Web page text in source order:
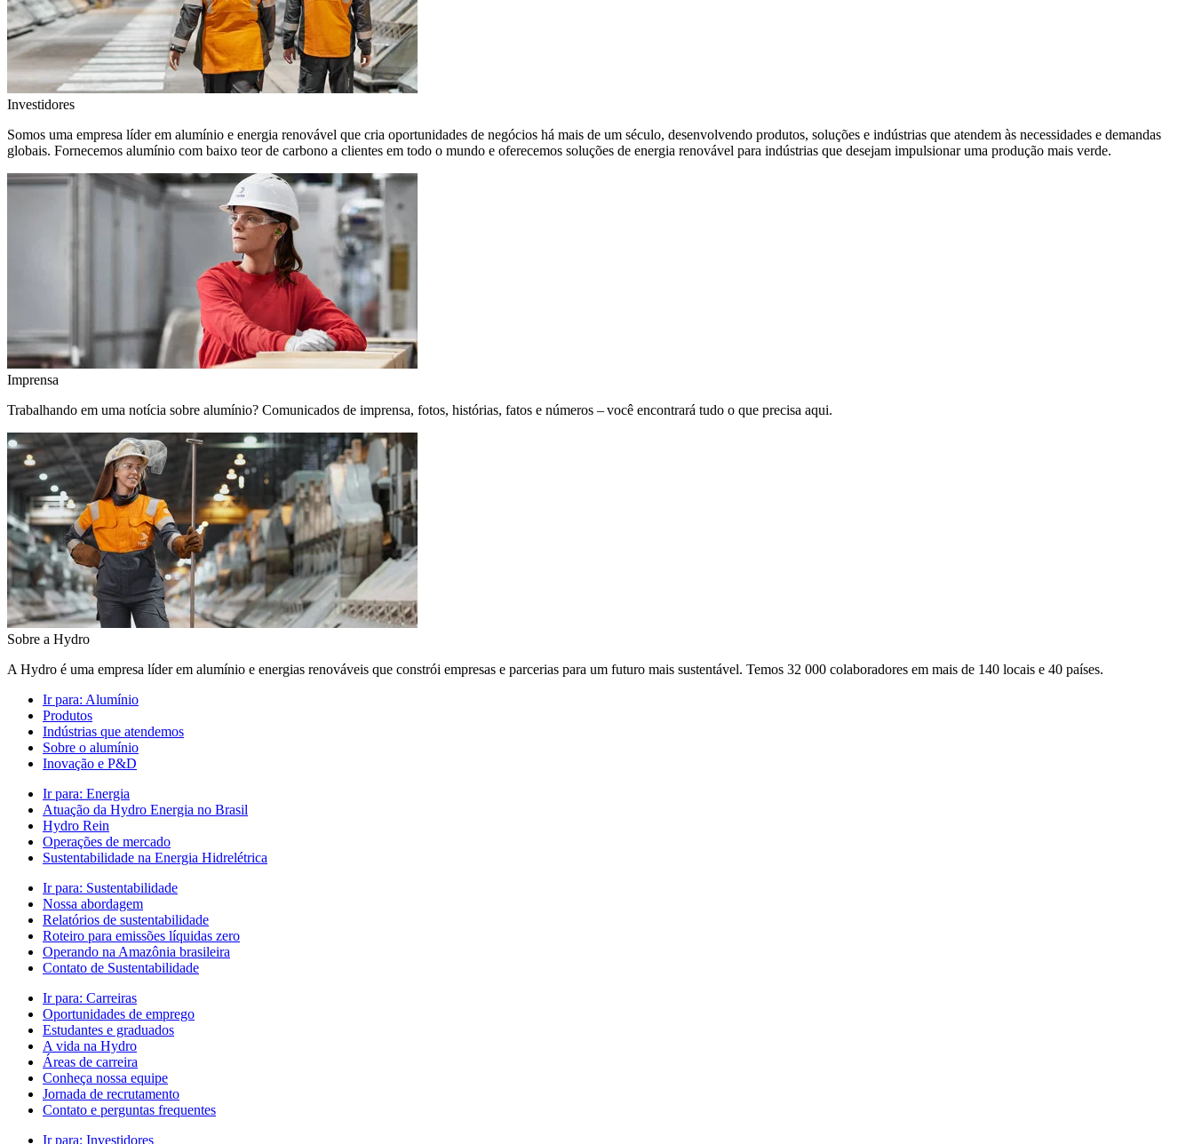
Investidores
Somos uma empresa líder em alumínio e energia renovável que cria oportunidades de negócios há mais de um século, desenvolvendo produtos, soluções e indústrias que atendem às necessidades e demandas
globais. Fornecemos alumínio com baixo teor de carbono a clientes em todo o mundo e oferecemos soluções de energia renovável para indústrias que desejam impulsionar uma produção mais verde.
Imprensa
Trabalhando em uma notícia sobre alumínio? Comunicados de imprensa, fotos, histórias, fatos e números – você encontrará tudo o que precisa aqui.
Sobre a Hydro
A Hydro é uma empresa líder em alumínio e energias renováveis que constrói empresas e parcerias para um futuro mais sustentável. Temos 32 000 colaboradores em mais de 140 locais e 40 países.
Ir para: Alumínio
Produtos
Indústrias que atendemos
Sobre o alumínio
Inovação e P&D
Ir para: Energia
Atuação da Hydro Energia no Brasil
Hydro Rein
Operações de mercado
Sustentabilidade na Energia Hidrelétrica
Ir para: Sustentabilidade
Nossa abordagem
Relatórios de sustentabilidade
Roteiro para emissões líquidas zero
Operando na Amazônia brasileira
Contato de Sustentabilidade
Ir para: Carreiras
Oportunidades de emprego
Estudantes e graduados
A vida na Hydro
Áreas de carreira
Conheça nossa equipe
Jornada de recrutamento
Contato e perguntas frequentes
Ir para: Investidores